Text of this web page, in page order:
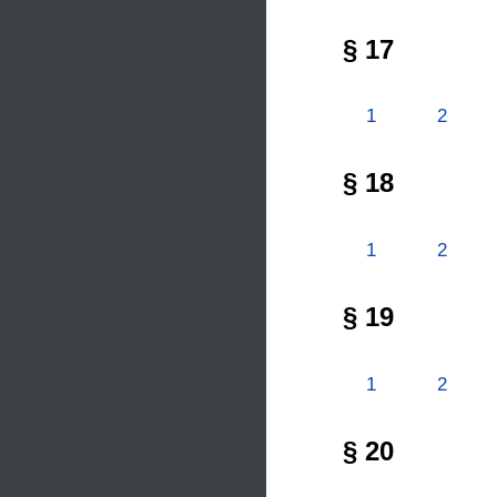
§ 17
1 2
§ 18
1 2
§ 19
1 2
§ 20